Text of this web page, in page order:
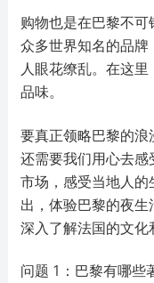
购物也是在巴黎不
众多世界知名的品
人眼花缭乱。在这
品味。
要真正领略巴黎的浪
还需要我们用心去
市场，感受当地人
出，体验巴黎的夜生
深入了解法国的文化
问题 1：巴黎有哪些